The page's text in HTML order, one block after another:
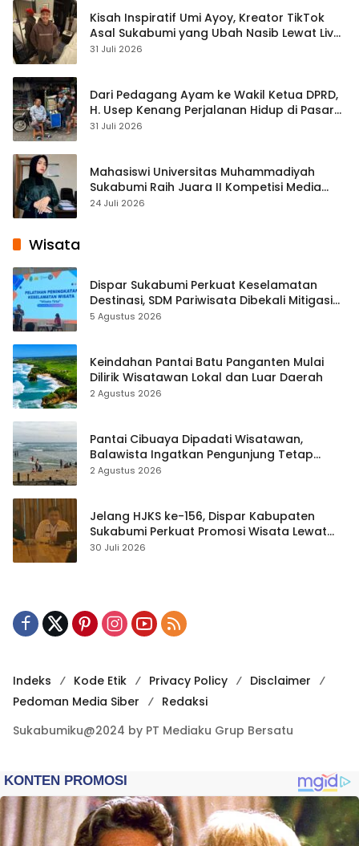
Kisah Inspiratif Umi Ayoy, Kreator TikTok
Asal Sukabumi yang Ubah Nasib Lewat Live
Streaming
31 Juli 2026
Dari Pedagang Ayam ke Wakil Ketua DPRD,
H. Usep Kenang Perjalanan Hidup di Pasar
Cisaat
31 Juli 2026
Mahasiswi Universitas Muhammadiyah
Sukabumi Raih Juara II Kompetisi Media
Pembelajaran Digital Tingkat Internasional
24 Juli 2026
Wisata
Dispar Sukabumi Perkuat Keselamatan
Destinasi, SDM Pariwisata Dibekali Mitigasi
hingga Teknik Evakuasi
5 Agustus 2026
Keindahan Pantai Batu Panganten Mulai
Dilirik Wisatawan Lokal dan Luar Daerah
2 Agustus 2026
Pantai Cibuaya Dipadati Wisatawan,
Balawista Ingatkan Pengunjung Tetap
Waspada
2 Agustus 2026
Jelang HJKS ke-156, Dispar Kabupaten
Sukabumi Perkuat Promosi Wisata Lewat
Publikasi Digital
30 Juli 2026
Indeks Kode Etik Privacy Policy
Disclaimer
Pedoman Media Siber
Redaksi
Sukabumiku@2024 by PT Mediaku Grup Bersatu